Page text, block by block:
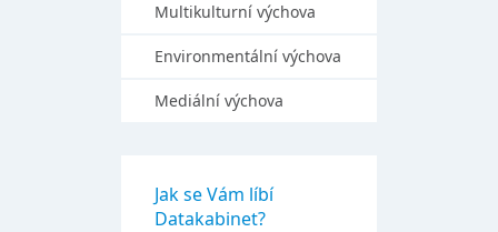
Multikulturní výchova
Environmentální výchova
Mediální výchova
Jak se Vám líbí
Datakabinet?